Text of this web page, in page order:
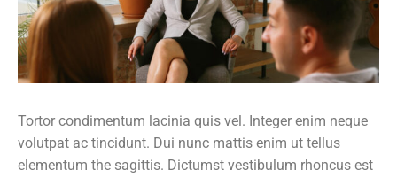
Tortor condimentum lacinia quis vel. Integer enim neque
volutpat ac tincidunt. Dui nunc mattis enim ut tellus
elementum the sagittis. Dictumst vestibulum rhoncus est